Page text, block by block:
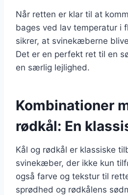
Når retten er klar til at
bages ved lav temperatur i
sikrer, at svinekæberne
Det er en perfekt ret til en
en særlig lejlighed.
Kombinationer
rødkål: En
Kål og rødkål er klassiske
svinekæber, der ikke kun
også farve og tekstur til
sprødhed og rødkålens